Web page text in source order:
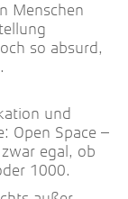
Menschen
so absurd,
und
Open Space –
egal, ob
1000.